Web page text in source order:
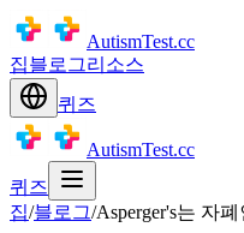
AutismTest.cc
집블로그리소스
퀴즈
AutismTest.cc
퀴즈
집/블로그/Asperger's는 자